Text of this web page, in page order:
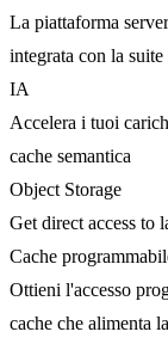
La piattaforma
integrata con la
IA
Accelera i tuoi
cache semantica
Object Storage
Get direct access to
Cache
Ottieni l'accesso
cache che alimenta